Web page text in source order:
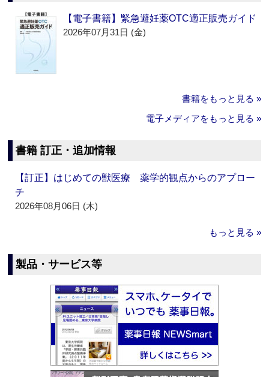
【電子書籍】緊急避妊薬OTC適正販売ガイド
2026年07月31日 (金)
書籍をもっと見る »
電子メディアをもっと見る »
書籍 訂正・追加情報
【訂正】はじめての獣医療 薬学的観点からのアプロー
チ
2026年08月06日 (木)
もっと見る »
製品・サービス等